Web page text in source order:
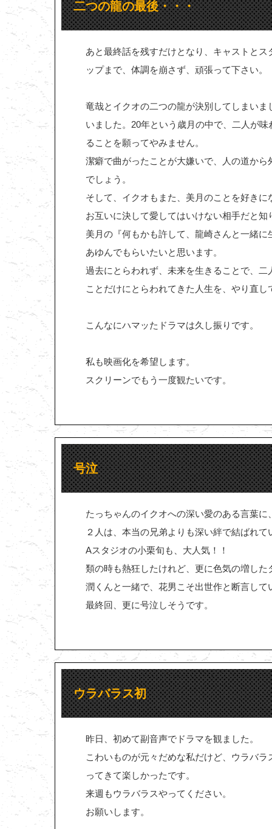
二つの龍の最後・・・
あと最終話を残すだけとなり、キャストと
ップまで、体調を崩さず、頑張って下さい。
竜哉とイクオの二つの龍が決別してしまい
いました。20年という歳月の中で、二人が
ることを願ってやみません。
潔癖で曲がったことが大嫌いで、人の道か
でしょう。
そして、イクオもまた、美月のことを好き
お互いに決して愛してはいけない相手だと
美月の『何もかも許して、龍崎さんと一緒
あゆんでもらいたいと思います。
過去にとらわれず、未来を生きることで、
ことだけにとらわれてきた人生を、やり直し
こんなにハマッたドラマは久し振りです。
私も映画化を希望します。
スクリーンでもう一度観たいです。
号泣
たっちゃんのイクオへの深い愛のある言葉に
２人は、本当の兄弟よりも深い絆で結ばれて
Aスタジオの小栗旬も、大人気！！
類の時も熱狂したけれど、更に色気の増し
潤くんと一緒で、花男こそ出世作と断言し
最終回、更に号泣しそうです。
ウラバラス初
昨日、初めて副音声でドラマを観ました。
こわいものが元々だめな私だけど、ウラバ
ってきて楽しかったです。
来週もウラバラスやってください。
お願いします。